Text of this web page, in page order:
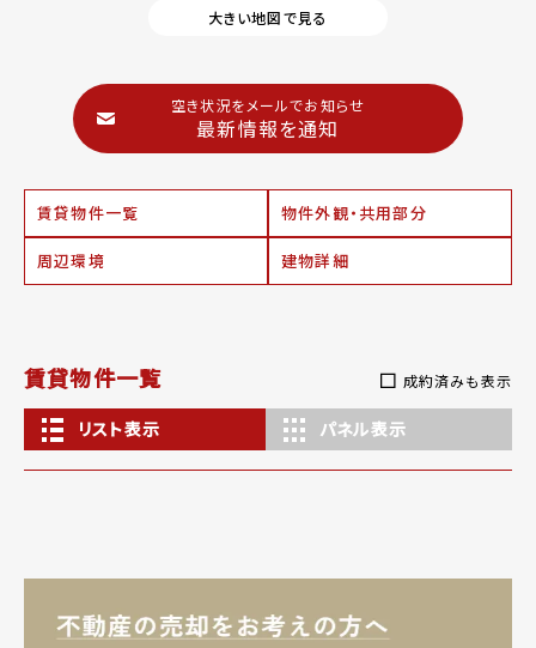
大きい地図で見る
空き状況をメールでお知らせ
最新情報を通知
賃貸物件一覧 物件外観・共用部分
周辺環境 建物詳細
賃貸物件一覧 成約済みも表示
リスト表示 パネル表示